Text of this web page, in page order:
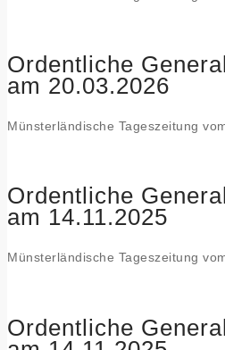
Ordentliche
am 20.03.2026
Münsterländische Tageszeitung
Ordentliche
am 14.11.2025
Münsterländische Tageszeitung
Ordentliche